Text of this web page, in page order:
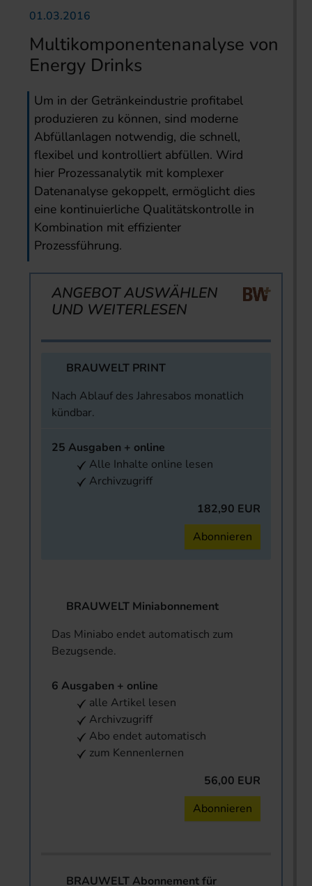
01.03.2016
Multikomponentenanalyse von
Energy Drinks
Um in der Getränkeindustrie profitabel
produzieren zu können, sind moderne
Abfüllanlagen notwendig, die schnell,
flexibel und kontrolliert abfüllen. Wird
hier Prozessanalytik mit komplexer
Datenanalyse gekoppelt, ermöglicht dies
eine kontinuierliche Qualitätskontrolle in
Kombination mit effizienter
Prozessführung.
ANGEBOT AUSWÄHLEN
UND WEITERLESEN
BRAUWELT PRINT
Nach Ablauf des Jahresabos monatlich
kündbar.
25 Ausgaben + online
Alle Inhalte online lesen
Archivzugriff
182,90 EUR
Abonnieren
BRAUWELT Miniabonnement
Das Miniabo endet automatisch zum
Bezugsende.
6 Ausgaben + online
alle Artikel lesen
Archivzugriff
Abo endet automatisch
zum Kennenlernen
56,00 EUR
Abonnieren
BRAUWELT Abonnement für